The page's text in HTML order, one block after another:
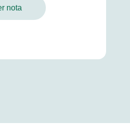
nota